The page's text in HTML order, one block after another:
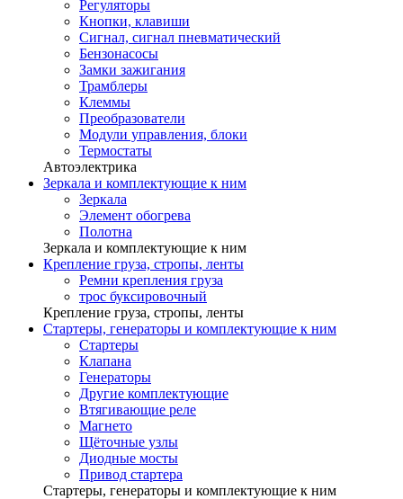
Регуляторы
Кнопки, клавиши
Сигнал, сигнал пневматический
Бензонасосы
Замки зажигания
Трамблеры
Клеммы
Преобразователи
Модули управления, блоки
Термостаты
Автоэлектрика
Зеркала и комплектующие к ним
Зеркала
Элемент обогрева
Полотна
Зеркала и комплектующие к ним
Крепление груза, стропы, ленты
Ремни крепления груза
трос буксировочный
Крепление груза, стропы, ленты
Стартеры, генераторы и комплектующие к ним
Стартеры
Клапана
Генераторы
Другие комплектующие
Втягивающие реле
Магнето
Щёточные узлы
Диодные мосты
Привод стартера
Стартеры, генераторы и комплектующие к ним